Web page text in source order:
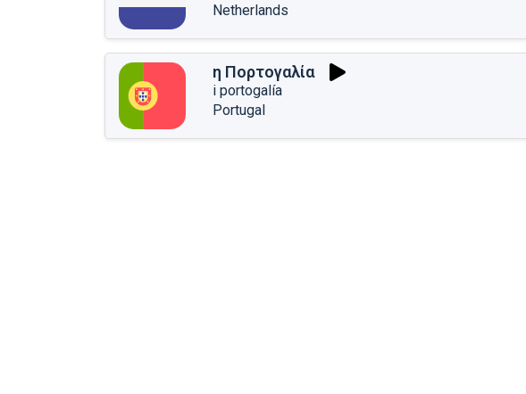
Netherlands
η Πορτογαλία
i portogalía
Portugal